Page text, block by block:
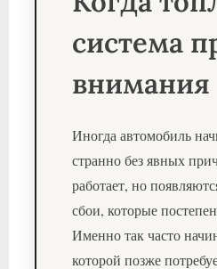
система
внимания
Иногда автомобиль
странно без явных
работает, но
сбои, которые
Именно так часто
которой позже